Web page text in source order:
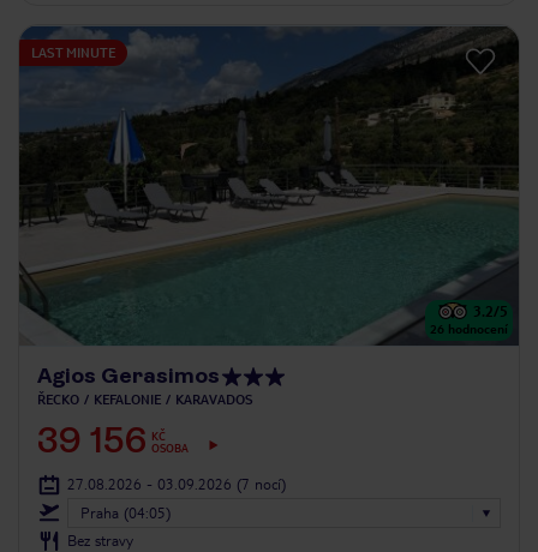
LAST MINUTE
3.2/5
26 hodnocení
Agios Gerasimos
ŘECKO KEFALONIE KARAVADOS
39 156 KČ
OSOBA
27.08.2026 - 03.09.2026 (7 nocí)
Praha (04:05)
Bez stravy